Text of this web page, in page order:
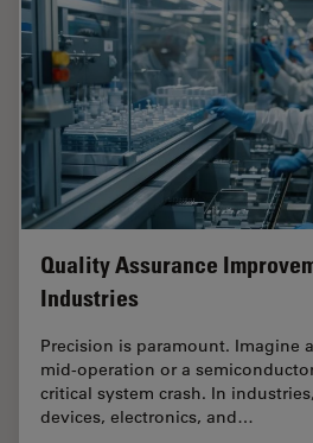
Quality Assurance
Industries
Precision is paramount. Imagine
mid-operation or a
critical system crash. In
devices, electronics, and…